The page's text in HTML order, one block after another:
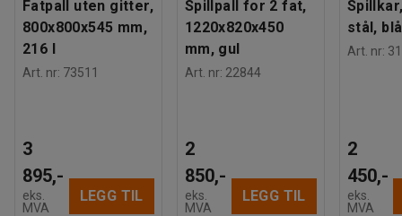
Fatpall uten gitter,
800x800x545 mm,
216 l
Art. nr: 73511
3
895,-
eks.
MVA
LEGG TIL
Spillpall for 2 fat,
1220x820x450
mm, gul
Art. nr: 22844
2
850,-
eks.
MVA
LEGG TIL
stål, blå
Art. nr:
2
450,-
eks.
MVA